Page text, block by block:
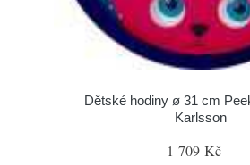
Dětské hodiny ø 31 cm
Karlsson
1 709 Kč